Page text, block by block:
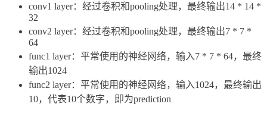
conv1 layer：经过卷积和pooling处理，最终输出14 * 14 *
32
conv2 layer：经过卷积和pooling处理，最终输出7 * 7 *
64
func1 layer：平常使用的神经网络，输入7 * 7 * 64，最终
输出1024
func2 layer：平常使用的神经网络，输入1024，最终输出
10，代表10个数字，即为prediction